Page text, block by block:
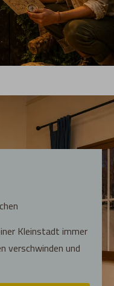
Kleinstadt immer
verschwinden und